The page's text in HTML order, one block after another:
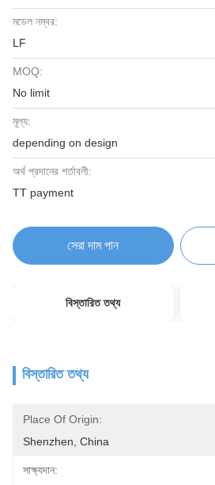
মডেল নম্বর:
LF
MOQ:
No limit
মূল্য:
depending on design
অর্থ প্রদানের শর্তাবলী:
TT payment
সেরা দাম পান
বিস্তারিত তথ্য
বিস্তারিত তথ্য
Place Of Origin:
Shenzhen, China
সাক্ষ্যদান: